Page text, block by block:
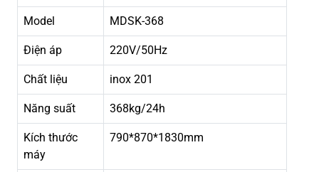
Model MDSK-368
Điện áp 220V/50Hz
Chất liệu inox 201
Năng suất 368kg/24h
Kích thước
máy
790*870*1830mm